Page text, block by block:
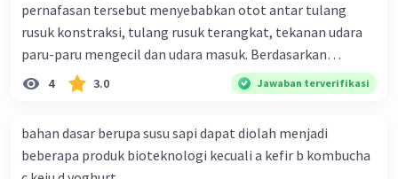
pernafasan tersebut menyebabkan otot antar tulang
rusuk konstraksi, tulang rusuk terangkat, tekanan udara
paru-paru mengecil dan udara masuk. Berdasarkan
informasi tersebut, dapat disimpulkan bahwa Rendi
sedang melakukan proses pernafasan....
4 3.0 Jawaban terverifikasi
bahan dasar berupa susu sapi dapat diolah menjadi
beberapa produk bioteknologi kecuali a kefir b kombucha